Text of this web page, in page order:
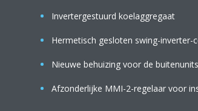
Invertergestuurd koelaggregaat
Hermetisch gesloten swing-inverter-
Nieuwe behuizing voor de buitenunits
Afzonderlijke MMI-2-regelaar voor